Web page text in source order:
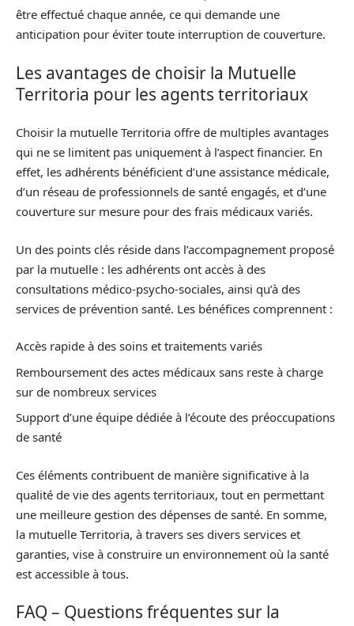
être effectué chaque année, ce qui demande une
anticipation pour éviter toute interruption de couverture.
Les avantages de choisir la Mutuelle
Territoria pour les agents territoriaux
Choisir la mutuelle Territoria offre de multiples avantages
qui ne se limitent pas uniquement à l’aspect financier. En
effet, les adhérents bénéficient d’une assistance médicale,
d’un réseau de professionnels de santé engagés, et d’une
couverture sur mesure pour des frais médicaux variés.
Un des points clés réside dans l’accompagnement proposé
par la mutuelle : les adhérents ont accès à des
consultations médico-psycho-sociales, ainsi qu’à des
services de prévention santé. Les bénéfices comprennent :
Accès rapide à des soins et traitements variés
Remboursement des actes médicaux sans reste à charge
sur de nombreux services
Support d’une équipe dédiée à l’écoute des préoccupations
de santé
Ces éléments contribuent de manière significative à la
qualité de vie des agents territoriaux, tout en permettant
une meilleure gestion des dépenses de santé. En somme,
la mutuelle Territoria, à travers ses divers services et
garanties, vise à construire un environnement où la santé
est accessible à tous.
FAQ – Questions fréquentes sur la